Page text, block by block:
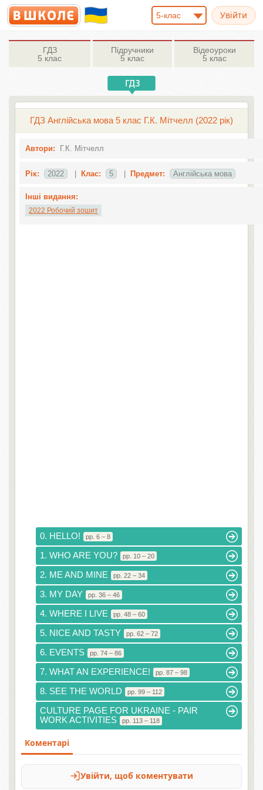
5-клас
ГДЗ
5 клас
Підручники
5 клас
Відеоуроки
5 клас
ГДЗ Англійська мова 5 клас Г.К. Мітчелл (2022 рік)
Автори: Г.К. Мітчелл
Рік: 2022 Клас: 5 Предмет: Англiйська мова
Інші видання:
2022 Робочий зошит
0. HELLO! pp. 6 – 8
1. WHO ARE YOU? pp. 10 – 20
2. ME AND MINE pp. 22 – 34
3. MY DAY pp. 36 – 46
4. WHERE I LIVE pp. 48 – 60
5. NICE AND TASTY pp. 62 – 72
6. EVENTS pp. 74 – 86
7. WHAT AN EXPERIENCE! pp. 87 – 98
8. SEE THE WORLD pp. 99 – 112
CULTURE PAGE FOR UKRAINE - PAIR
WORK ACTIVITIES
pp. 113 – 118